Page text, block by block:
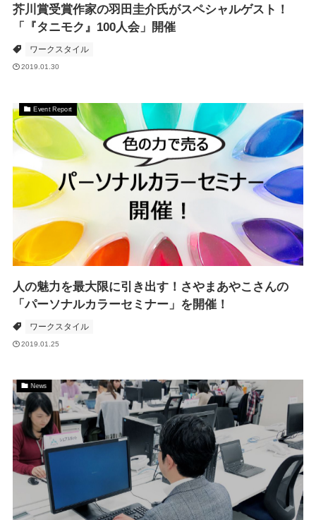
芥川賞受賞作家の羽田圭介氏がスペシャルゲスト！
「『タニモク』100人会」開催
ワークスタイル
2019.01.30
Event Report
人の魅力を最大限に引き出す！さやまあやこさんの
「パーソナルカラーセミナー」を開催！
ワークスタイル
2019.01.25
News